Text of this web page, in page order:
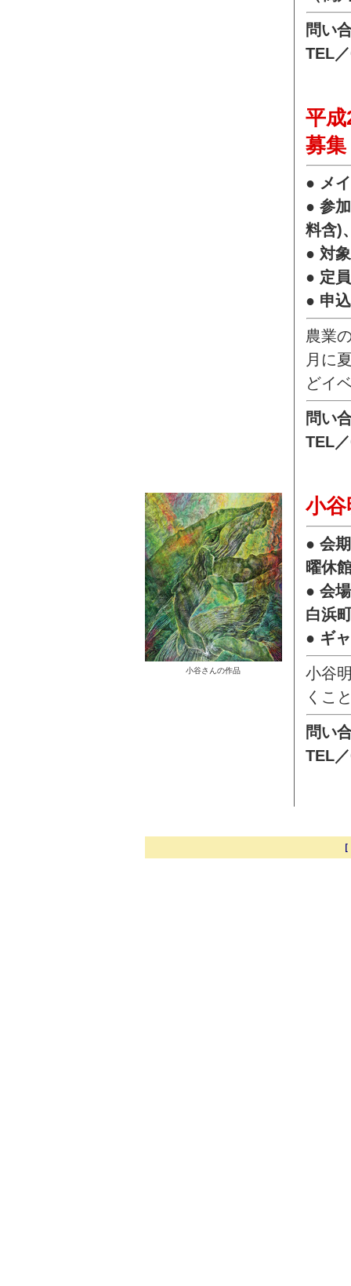
問い
TEL
平
募集
● メ
● 参
料含)
● 対
● 定
● 申
農業
月に
どイ
問い
TEL
小谷さんの作品
小
● 会
曜休
● 会
白浜
● ギ
小谷
くこ
問い
TEL